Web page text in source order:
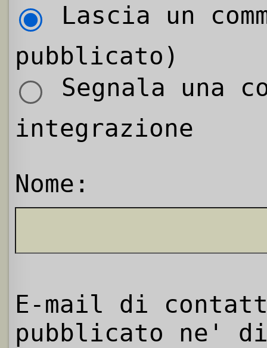
Lascia un
pubblicato)
Segnala una
integrazione
Nome:
E-mail di
pubblicato ne'